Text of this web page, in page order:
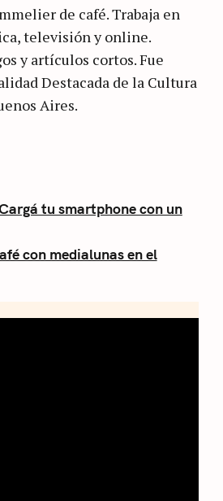
de café. Trabaja en
televisión y online.
y artículos cortos. Fue
Destacada de la Cultura
Aires.
tu smartphone con un
con medialunas en el